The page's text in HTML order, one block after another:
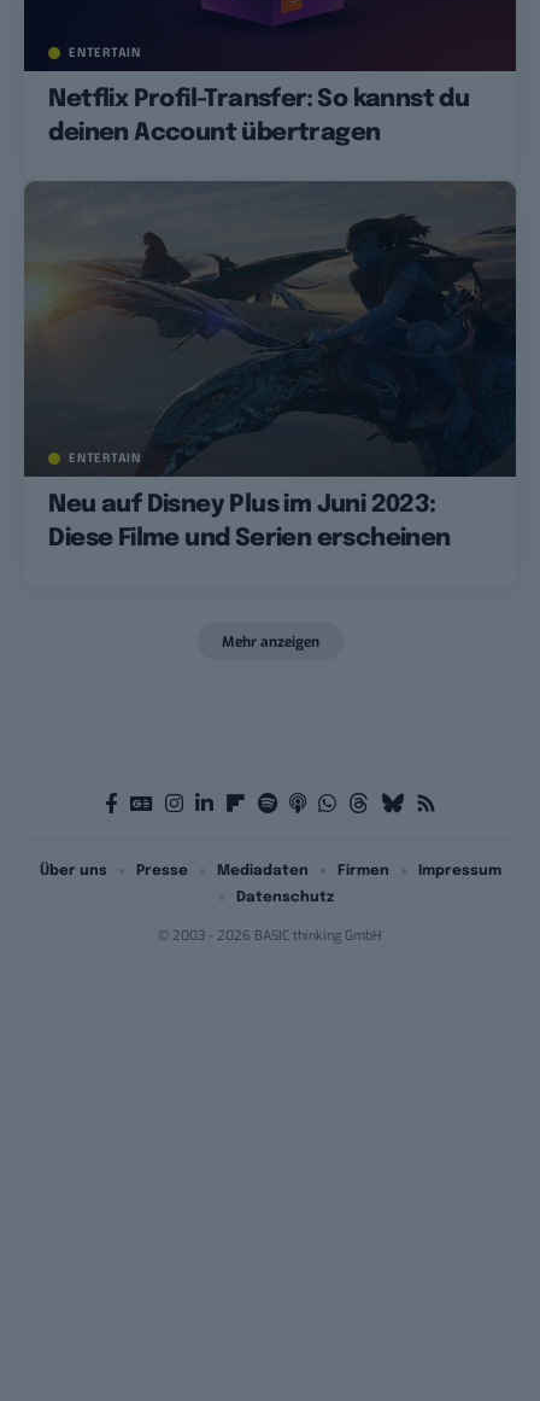
ENTERTAIN
Netflix Profil-Transfer: So kannst du
deinen Account übertragen
ENTERTAIN
Neu auf Disney Plus im Juni 2023:
Diese Filme und Serien erscheinen
Mehr anzeigen
© 2003 - 2026 BASIC thinking GmbH
Über uns Presse Mediadaten Firmen
Impressum
Datenschutz